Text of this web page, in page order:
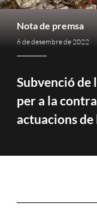
Nota de premsa
6 de desembre de 2022
Subvenció de
per a la
actuacions
Cercador